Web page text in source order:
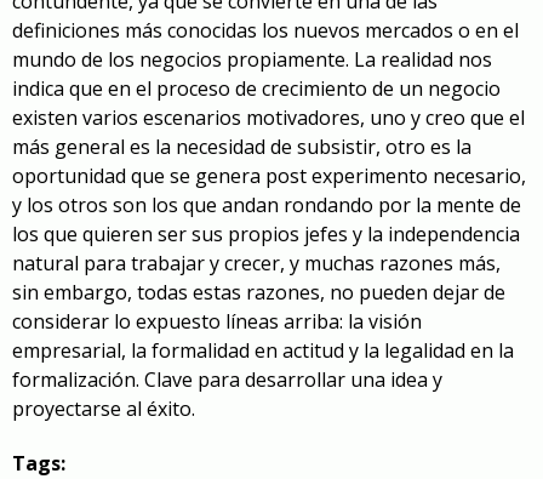
definiciones más conocidas los nuevos mercados o en el
mundo de los negocios propiamente. La realidad nos
indica que en el proceso de crecimiento de un negocio
existen varios escenarios motivadores, uno y creo que el
más general es la necesidad de subsistir, otro es la
oportunidad que se genera post experimento necesario,
y los otros son los que andan rondando por la mente de
los que quieren ser sus propios jefes y la independencia
natural para trabajar y crecer, y muchas razones más,
sin embargo, todas estas razones, no pueden dejar de
considerar lo expuesto líneas arriba: la visión
empresarial, la formalidad en actitud y la legalidad en la
formalización. Clave para desarrollar una idea y
proyectarse al éxito.
Tags: